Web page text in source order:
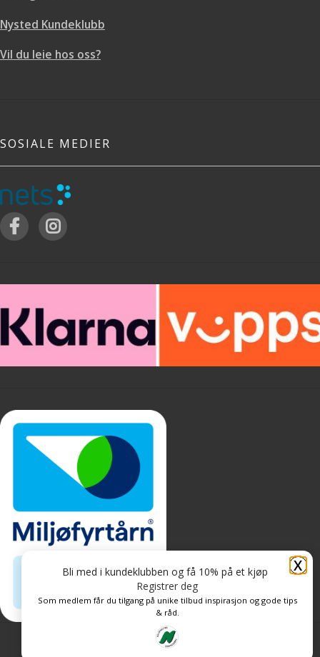
Nysted Kundeklubb
Vil du leie hos oss?
SOSIALE MEDIER
Personvern og informasjonskapsler
X
Bli med i kundeklubben og få 10% på et kjøp
Registrer deg
Som medlem får du tilgang på unike tilbud inspirasjon og gode tips
& råd.